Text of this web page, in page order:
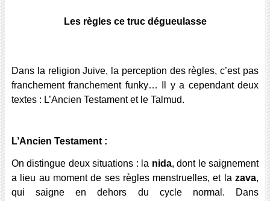
Les règles ce truc dégueulasse
Dans la religion Juive, la perception des règles, c’est pas
franchement franchement funky… Il y a cependant deux
textes : L’Ancien Testament et le Talmud.
L’Ancien Testament :
On distingue deux situations : la nida, dont le saignement
a lieu au moment de ses règles menstruelles, et lazava,
qui saigne en dehors du cycle normal.
Dans